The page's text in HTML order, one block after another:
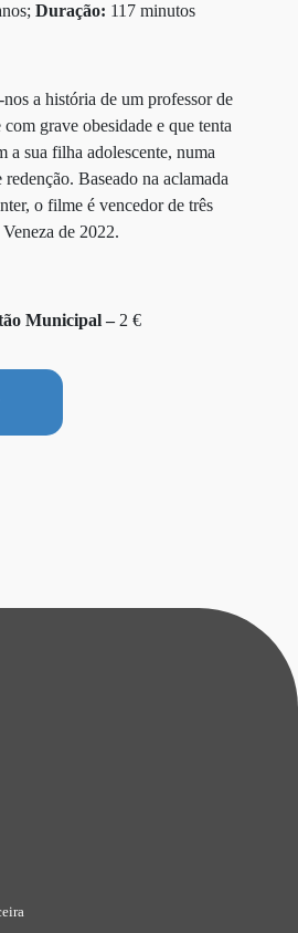
Duração: 117 minutos
a história de um professor de
grave obesidade e que tenta
a sua filha adolescente, numa
Baseado na aclamada
o filme é vencedor de três
de 2022.
Municipal – 2 €